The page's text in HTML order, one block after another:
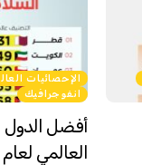
الإحصائيات
انفوجرافيك
أفضل الدول
العالمي لعام 2026